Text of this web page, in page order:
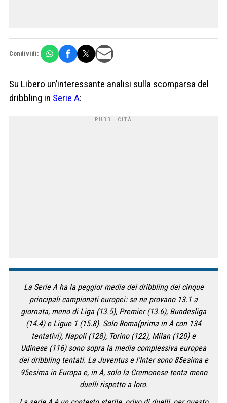
Condividi:
Su Libero un’interessante analisi sulla scomparsa del
dribbling in Serie A:
La Serie A ha la peggior media dei dribbling dei cinque
principali campionati europei: se ne provano 13.1 a
giornata, meno di Liga (13.5), Premier (13.6), Bundesliga
(14.4) e Ligue 1 (15.8). Solo Roma(prima in A con 134
tentativi), Napoli (128), Torino (122), Milan (120) e
Udinese (116) sono sopra la media complessiva europea
dei dribbling tentati. La Juventus e l’Inter sono 85esima e
95esima in Europa e, in A, solo la Cremonese tenta meno
duelli rispetto a loro.